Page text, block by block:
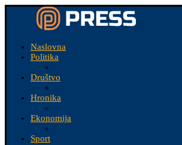
Naslovna
Politika
Društvo
Hronika
Ekonomija
Sport